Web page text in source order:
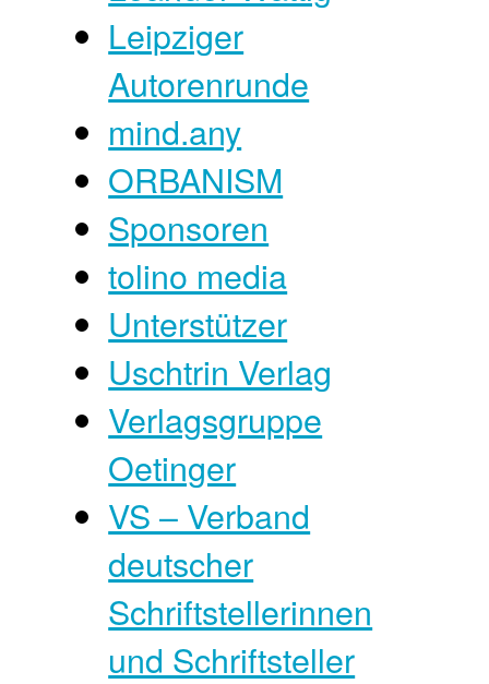
Leipziger
Autorenrunde
mind.any
ORBANISM
Sponsoren
tolino media
Unterstützer
Uschtrin Verlag
Verlagsgruppe
Oetinger
VS – Verband
deutscher
Schriftstellerinnen
und Schriftsteller